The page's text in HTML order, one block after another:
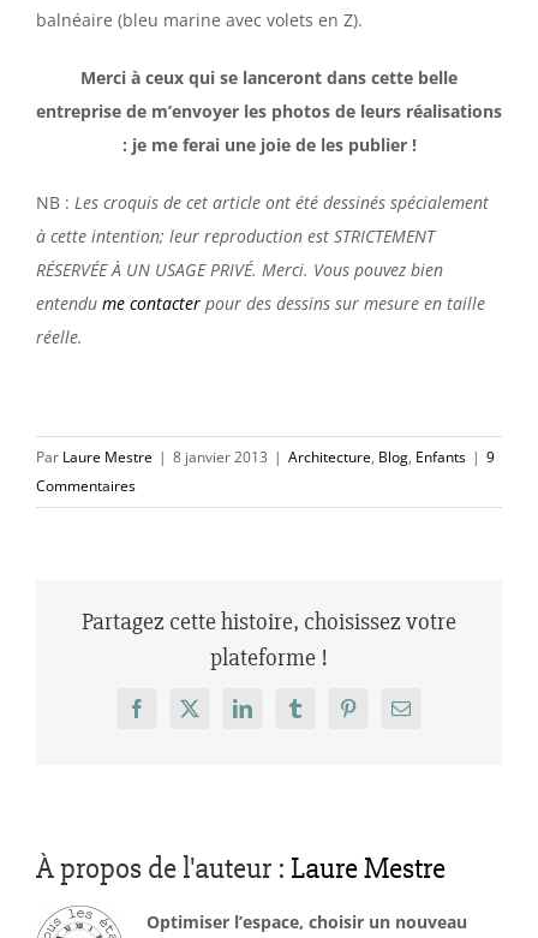
balnéaire (bleu marine avec volets en Z).
Merci à ceux qui se lanceront dans cette belle
entreprise de m’envoyer les photos de leurs réalisations
: je me ferai une joie de les publier !
NB : Les croquis de cet article ont été dessinés spécialement
à cette intention; leur reproduction est STRICTEMENT
RÉSERVÉE À UN USAGE PRIVÉ. Merci. Vous pouvez bien
entendu me contacter pour des dessins sur mesure en taille
réelle.
Par Laure Mestre | 8 janvier 2013 | Architecture, Blog, Enfants | 9
Commentaires
Partagez cette histoire, choisissez votre
plateforme !
Facebook
X LinkedInTumblrPinterestEmail
À propos de l'auteur : Laure Mestre
Optimiser l’espace, choisir un nouveau